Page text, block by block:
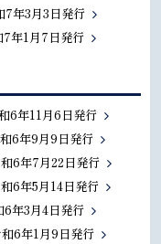
7年3月3日発行
年1月7日発行
6年11月6日発行
6年9月9日発行
6年7月22日発行
6年5月14日発行
6年3月4日発行
6年1月9日発行